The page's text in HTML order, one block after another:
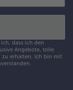
dass ich den
Angebote, tolle
zu erhalten. Ich bin mit